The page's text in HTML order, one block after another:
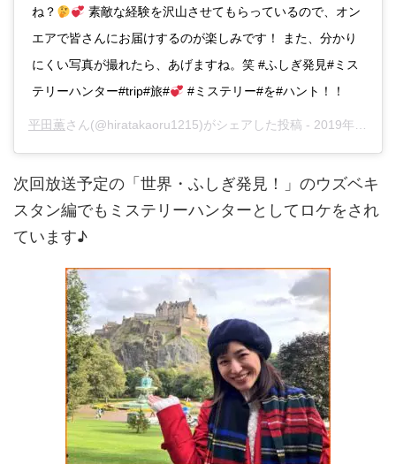
ね？
素敵な経験を沢山させてもらっているので、オン
エアで皆さんにお届けするのが楽しみです！ また、分かり
にくい写真が撮れたら、あげますね。笑 #ふしぎ発見#ミス
テリーハンター#trip#旅#
#ミステリー#を#ハント！！
平田薫さん(@hiratakaoru1215)がシェアした投稿 - 2019年 4月月21日午後8時50分PDT
次回放送予定の「世界・ふしぎ発見！」のウズベキ
スタン編でもミステリーハンターとしてロケをされ
ています♪